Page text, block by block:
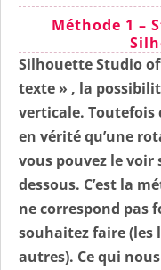
Méthode 1 –
Silhouette Studio
texte » , la
verticale.
en vérité qu’une
vous pouvez le voir
dessous. C’est la
ne correspond pas
souhaitez faire(les
autres). Ce qui